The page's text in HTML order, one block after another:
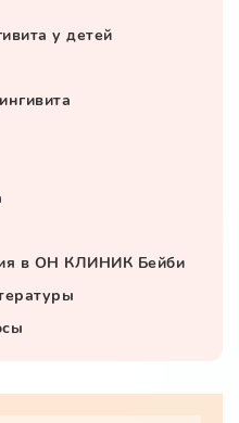
у детей
в ОН КЛИНИК Бейби